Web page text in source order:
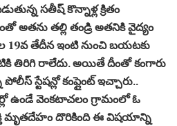
సతీష్ కొన్నాళ్ల క్రితం
తల్లి తండ్రి అతనికి వైద్యం
తేదీన ఇంటి నుంచి బయటకు
తిరిగి రాలేదు. అయితే దీంతో కంగారు
స్టేషన్లో కంప్లైంట్ ఇచ్చారు..
ఉండే వెంకటాచలం గ్రామంలో ఓ
మృతదేహం దొరికింది ఈ విషయాన్ని